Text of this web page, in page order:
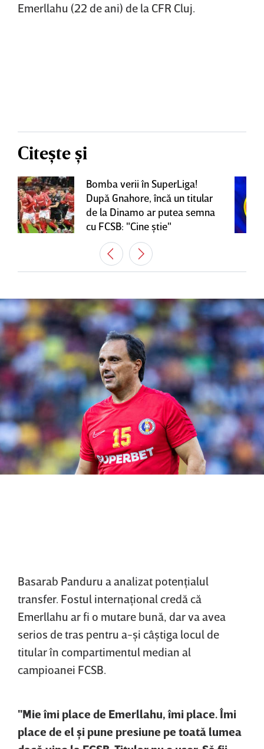
Emerllahu (22 de ani) de la CFR Cluj.
Citește și
Bomba verii în SuperLiga!
După Gnahore, încă un titular
de la Dinamo ar putea semna
cu FCSB: "Cine ştie"
Basarab Panduru a analizat potenţialul
transfer. Fostul internaţional credă că
Emerllahu ar fi o mutare bună, dar va avea
serios de tras pentru a-şi câştiga locul de
titular în compartimentul median al
campioanei FCSB.
"Mie îmi place de Emerllahu, îmi place. Îmi
place de el şi pune presiune pe toată lumea